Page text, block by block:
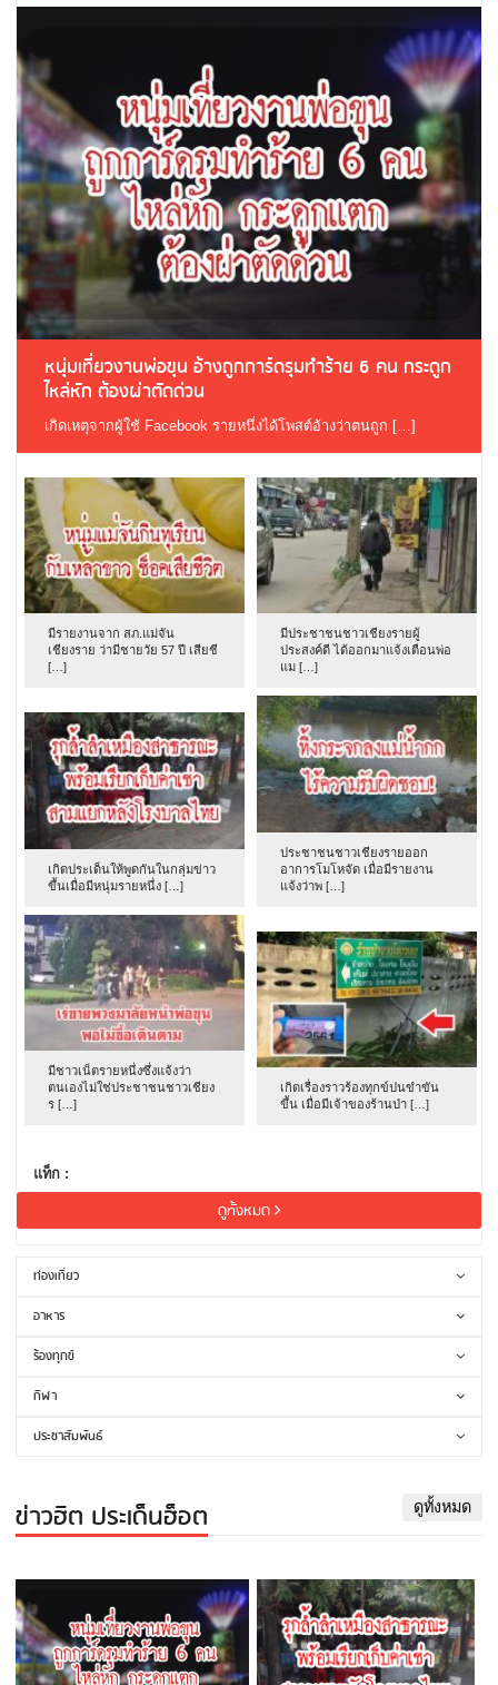
หนุ่มเที่ยวงานพ่อขุน อ้างถูกการ์ดรุมทำร้าย 6 คน กระดูก
ไหล่หัก ต้องผ่าตัดด่วน
เกิดเหตุจากผู้ใช้ Facebook รายหนึ่งได้โพสต์อ้างว่าตนถูก […]
มีรายงานจาก สภ.แม่จัน
เชียงราย ว่ามีชายวัย 57 ปี เสียชี
[…]
มีประชาชนชาวเชียงรายผู้
ประสงค์ดี ได้ออกมาแจ้งเตือนพ่อ
แม […]
เกิดประเด็นให้พูดกันในกลุ่มข่าว
ขึ้นเมื่อมีหนุ่มรายหนึ่ง […]
ประชาชนชาวเชียงรายออก
อาการโมโหจัด เมื่อมีรายงาน
แจ้งว่าพ […]
มีชาวเน็ตรายหนึ่งซึ่งแจ้งว่า
ตนเองไม่ใช่ประชาชนชาวเชียง
ร […]
เกิดเรื่องราวร้องทุกข์ปนขำขัน
ขึ้น เมื่อมีเจ้าของร้านป่า […]
แท็ก :
ดูทั้งหมด
ท่องเที่ยว
อาหาร
ร้องทุกข์
กีฬา
ประชาสัมพันธ์
ข่าวฮิต ประเด็นฮ็อต ดูทั้งหมด